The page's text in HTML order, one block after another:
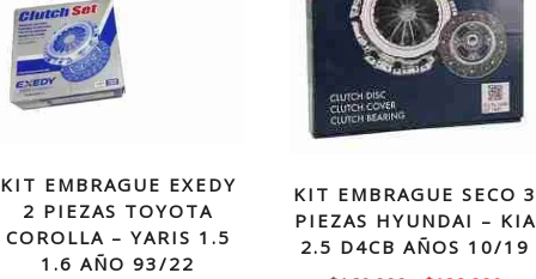
KIT EMBRAGUE EXEDY
2 PIEZAS TOYOTA
COROLLA – YARIS 1.5
1.6 AÑO 93/22
KIT EMBRAGUE SECO 3
PIEZAS HYUNDAI – KIA
2.5 D4CB AÑOS 10/19